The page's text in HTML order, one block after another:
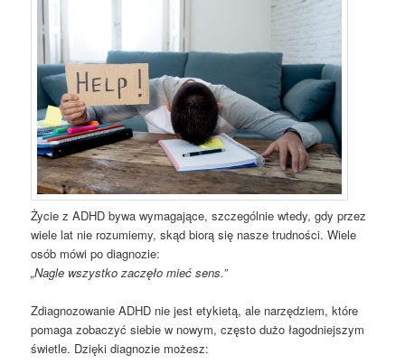
Życie z ADHD bywa wymagające, szczególnie wtedy, gdy przez
wiele lat nie rozumiemy, skąd biorą się nasze trudności. Wiele
osób mówi po diagnozie:
„Nagle wszystko zaczęło mieć sens.”
Zdiagnozowanie ADHD nie jest etykietą, ale narzędziem, które
pomaga zobaczyć siebie w nowym, często dużo łagodniejszym
świetle. Dzięki diagnozie możesz: